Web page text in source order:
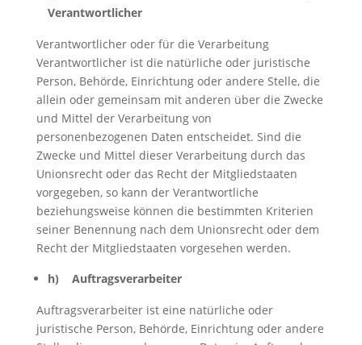
Verantwortlicher
Verantwortlicher oder für die Verarbeitung
Verantwortlicher ist die natürliche oder juristische
Person, Behörde, Einrichtung oder andere Stelle, die
allein oder gemeinsam mit anderen über die Zwecke
und Mittel der Verarbeitung von
personenbezogenen Daten entscheidet. Sind die
Zwecke und Mittel dieser Verarbeitung durch das
Unionsrecht oder das Recht der Mitgliedstaaten
vorgegeben, so kann der Verantwortliche
beziehungsweise können die bestimmten Kriterien
seiner Benennung nach dem Unionsrecht oder dem
Recht der Mitgliedstaaten vorgesehen werden.
h) Auftragsverarbeiter
Auftragsverarbeiter ist eine natürliche oder
juristische Person, Behörde, Einrichtung oder andere